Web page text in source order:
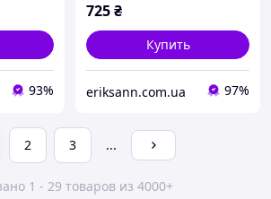
93%
725₴
Купить
eriksann.com.ua 97%
2 3 ...
1 - 29 товаров из 4000+